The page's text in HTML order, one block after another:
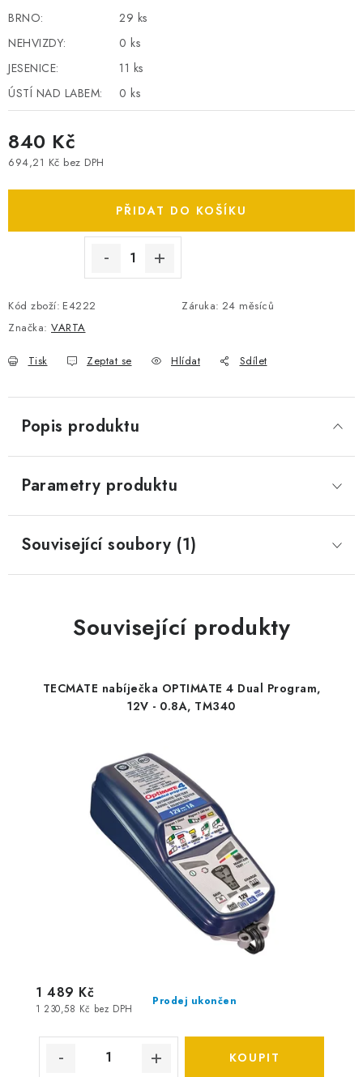
PŘÍSLUŠENSTVÍ
DOPRAVA ZDARMA
KONTAKTY
KONFIGURÁTOR AUTOBATERIÍ
VÝMĚNA AUTOBATERIE
OBCHODNÍ PODMÍNKY
OCHRANA OSOBNÍCH ÚDAJŮ
OVĚŘOVÁNÍ RECENZÍ
JAK NA TO S BATTERY.CZ
ČASTO KLADENÉ OTÁZKY, FAQ
NÁVODY KE STAŽENÍ
BRNO:
29 ks
NEHVIZDY:
0 ks
JESENICE:
11 ks
ÚSTÍ NAD LABEM:
0 ks
840 Kč
694,21 Kč bez DPH
PŘIDAT DO KOŠÍKU
Kód zboží: E4222 Záruka: 24 měsíců
Značka: VARTA
Tisk Zeptat se Hlídat Sdílet
Popis produktu
Parametry produktu
Související soubory (1)
Související produkty
TECMATE nabíječka OPTIMATE 4 Dual Program,
12V - 0.8A, TM340
Prodej ukončen
1 230,58 Kč bez DPH
1 489 Kč